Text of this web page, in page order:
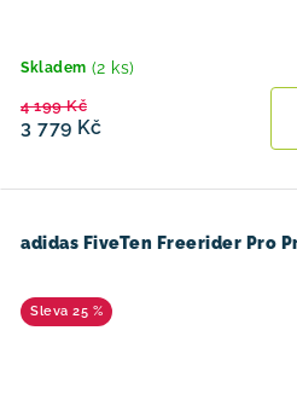
Skladem (2 ks)
3 779 Kč
4 199 Kč
adidas FiveTen Freerider Pro
25 %